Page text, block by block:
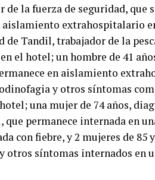
la fuerza de seguridad, que
extrahospitalario
de Tandil, trabajador de la
el hotel; un hombre de 41
en aislamiento
y otros síntomas
una mujer de 74 años,
permanece internada en
con fiebre, y 2 mujeres de 85
otros síntomas internados en